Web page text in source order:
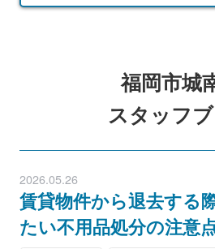
福岡市城
スタッフ
2026.05.26
賃貸物件から退去する
たい不用品処分の注意